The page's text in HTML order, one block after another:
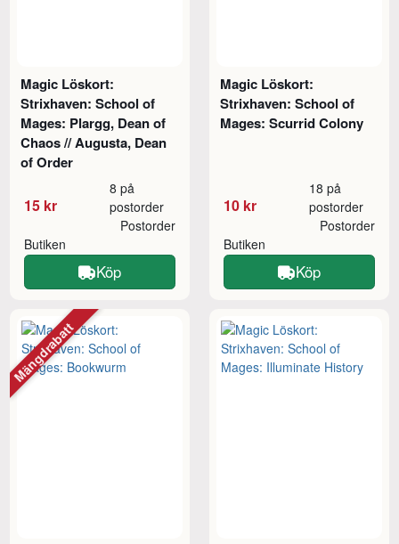
Magic Löskort:
Strixhaven: School of
Mages: Plargg, Dean of
Chaos // Augusta, Dean
of Order
15 kr
8 på
postorder
Butiken
Postorder
Köp
Magic Löskort:
Strixhaven: School of
Mages: Scurrid Colony
10 kr
18 på
postorder
Butiken
Postorder
Köp
Mängdrabatt